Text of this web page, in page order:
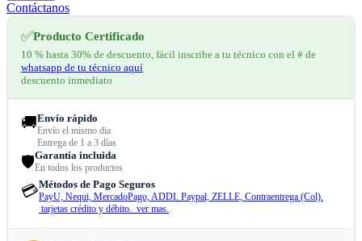
Contáctanos
✅Producto Certificado
10 % hasta 30% de descuento, fácil inscribe a tu técnico con el # de
whatsapp de tu técnico aquí
descuento inmediato
🚚Envío rápido
Envío el mismo dia
Entrega de 1 a 3 días
🛡️Garantía incluida
En todos los productos
💳Métodos de Pago Seguros
PayU, Nequi, MercadoPago, ADDI. Paypal, ZELLE, Contraentrega (Col).
tarjetas crédito y débito. ver mas..